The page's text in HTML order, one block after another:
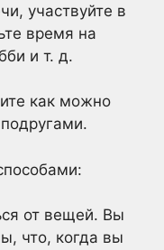
участвуйте в
время на
и т. д.
как можно
от вещей. Вы
что, когда вы